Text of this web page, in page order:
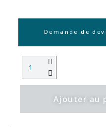
Demande de
Ajouter au